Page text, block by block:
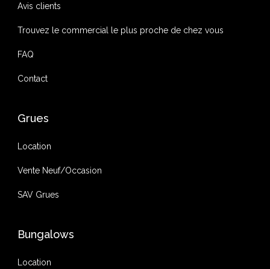
Avis clients
Trouvez le commercial le plus proche de chez vous
FAQ
Contact
Grues
Location
Vente Neuf/Occasion
SAV Grues
Bungalows
Location